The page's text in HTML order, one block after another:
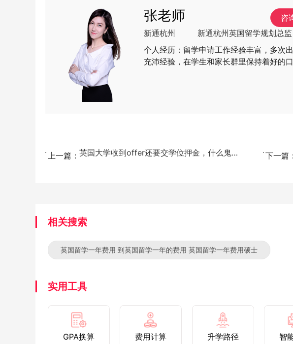
张老师
新通杭州
新通杭州英国留学规划总监
个人经历：留学申请工作经验丰富，多次
充沛经验，在学生和家长群里保持着好的
咨
上一篇： 英国大学收到offer还要交学位押金，什么鬼？... 下一篇：
相关搜索
英国留学一年费用 到英国留学一年的费用 英国留学一年费用硕士
实用工具
GPA换算 费用计算 升学路径 智